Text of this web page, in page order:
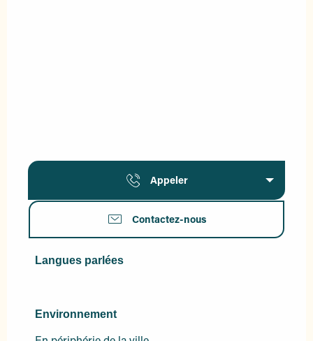
Appeler
Contactez-nous
Langues parlées
Langues parlées
Environnement
Environnement